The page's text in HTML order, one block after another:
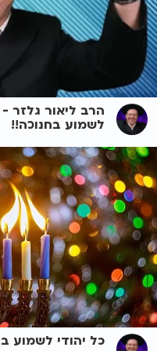
הרב ליאור גלזר
לשמוע בחנוכה!!
כל יהודי לשמוע